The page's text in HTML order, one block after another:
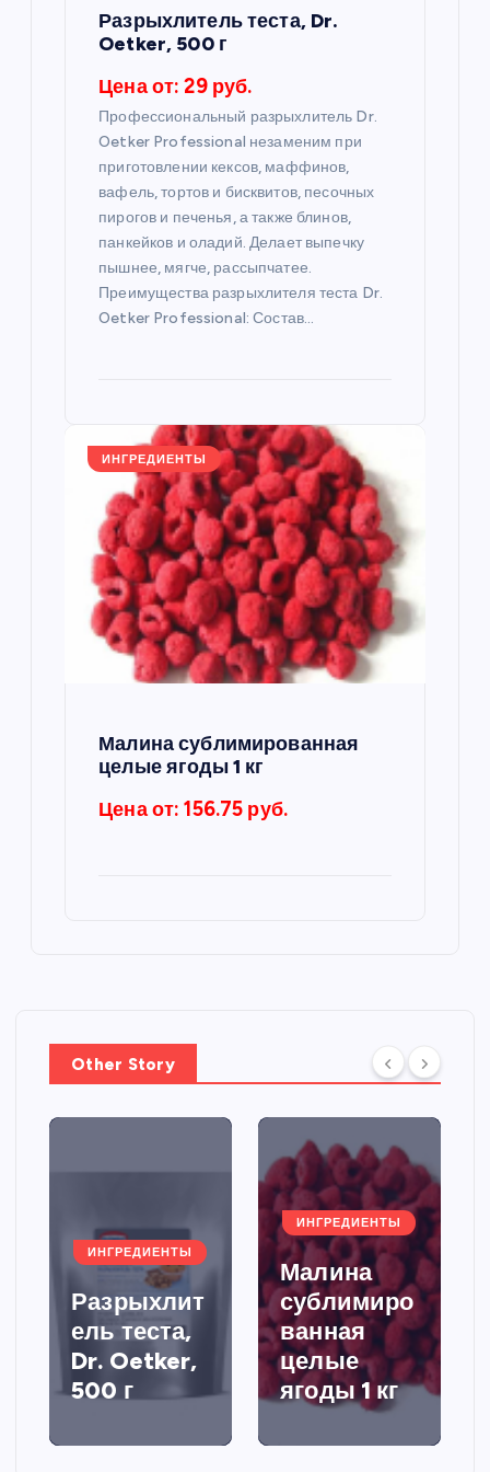
Разрыхлитель теста, Dr.
Oetker, 500 г
Цена от: 29 руб.
Профессиональный разрыхлитель Dr.
Oetker Professional незаменим при
приготовлении кексов, маффинов,
вафель, тортов и бисквитов, песочных
пирогов и печенья, а также блинов,
панкейков и оладий. Делает выпечку
пышнее, мягче, рассыпчатее.
Преимущества разрыхлителя теста Dr.
Oetker Professional: Состав…
ИНГРЕДИЕНТЫ
Малина сублимированная
целые ягоды 1 кг
Цена от: 156.75 руб.
Other Story
ИНГРЕДИЕНТЫ
Разрыхлит
ель теста,
Dr. Oetker,
500 г
ИНГРЕДИЕНТЫ
Малина
сублимиро
ванная
целые
ягоды 1 кг